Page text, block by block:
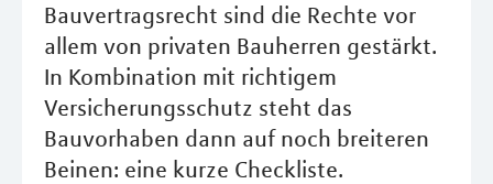
Bauvertragsrecht sind die Rechte vor
allem von privaten Bauherren gestärkt.
In Kombination mit richtigem
Versicherungsschutz steht das
Bauvorhaben dann auf noch breiteren
Beinen: eine kurze Checkliste.